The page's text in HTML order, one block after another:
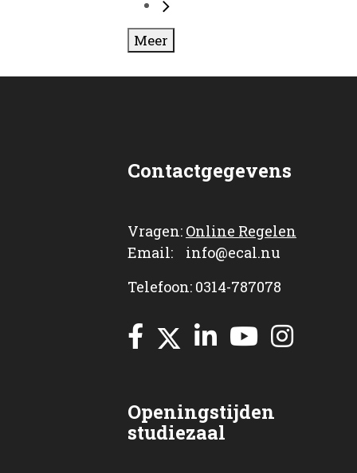
Meer
Contactgegevens
Vragen: Online Regelen
Email: info@ecal.nu
Telefoon: 0314-787078
Openingstijden
studiezaal